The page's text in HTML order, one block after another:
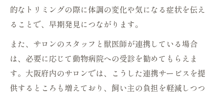
的なトリミングの際に体調の変化や気になる症状を伝え
ることで、早期発見につながります。
また、サロンのスタッフと獣医師が連携している場合
は、必要に応じて動物病院への受診を勧めてもらえま
す。大阪府内のサロンでは、こうした連携サービスを提
供するところも増えており、飼い主の負担を軽減しつつ